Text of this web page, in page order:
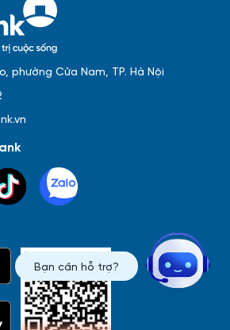
Thông tin giao dịch
Sự kiện
Bạn cần hỗ trợ?
phường Cửa Nam, TP. Hà Nội